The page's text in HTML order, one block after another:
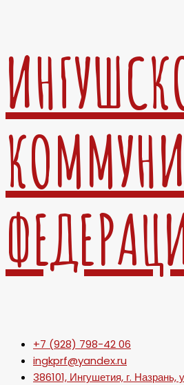
+7 (928) 798-42 06
ingkprf@yandex.ru
386101, Ингушетия, г.